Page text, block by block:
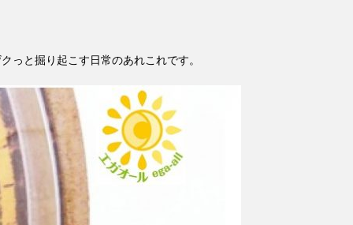
と掘り起こす日常のあれこれです。